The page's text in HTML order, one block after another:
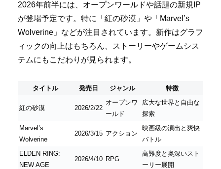
2026年前半には、オープンワールドや話題の新規IP
が登場予定です。特に「紅の砂漠」や「Marvel’s
Wolverine」などが注目されています。新作はグラフ
ィックの向上はもちろん、ストーリーやゲームシス
テムにもこだわりが見られます。
タイトル 発売日 ジャンル 特徴
紅の砂漠 2026/2/22
オープンワ
ールド
広大な世界と自由な
探索
Marvel’s
Wolverine
2026/3/15 アクション
映画級の演出と爽快
バトル
ELDEN RING:
NEW AGE
2026/4/10 RPG
高難度と奥深いスト
ーリー展開